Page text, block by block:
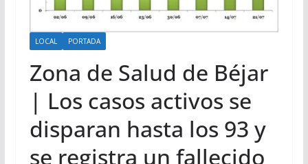
LOCAL PORTADA
Zona de Salud de Béjar
| Los casos activos se
disparan hasta los 93 y
se registra un fallecido